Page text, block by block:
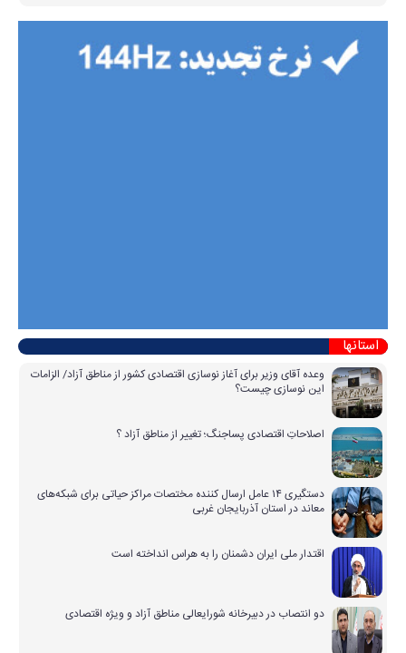
استانها
وعده آقای وزیر برای آغاز نوسازی اقتصادی کشور از مناطق آزاد/ الزامات
این نوسازی چیست؟
اصلاحاتِ اقتصادی پساجنگ؛ تغییر از مناطق آزاد ؟
دستگیری ۱۴ عامل ارسال کننده مختصات مراکز حیاتی برای شبکه‌های
معاند در استان آذربایجان غربی
اقتدار ملی ایران دشمنان را به هراس انداخته است
دو انتصاب در دبیرخانه شورایعالی مناطق آزاد و ویژه اقتصادی